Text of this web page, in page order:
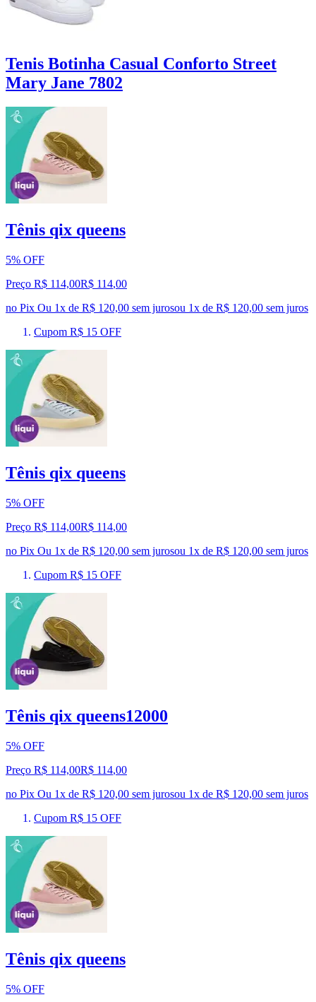
Tenis Botinha Casual Conforto Street
Mary Jane 7802
Tênis qix queens
5% OFF
Preço R$ 114,00R$ 114,00
no Pix Ou 1x de R$ 120,00 sem jurosou 1x de R$ 120,00 sem juros
Cupom R$ 15 OFF
Tênis qix queens
5% OFF
Preço R$ 114,00R$ 114,00
no Pix Ou 1x de R$ 120,00 sem jurosou 1x de R$ 120,00 sem juros
Cupom R$ 15 OFF
Tênis qix queens12000
5% OFF
Preço R$ 114,00R$ 114,00
no Pix Ou 1x de R$ 120,00 sem jurosou 1x de R$ 120,00 sem juros
Cupom R$ 15 OFF
Tênis qix queens
5% OFF